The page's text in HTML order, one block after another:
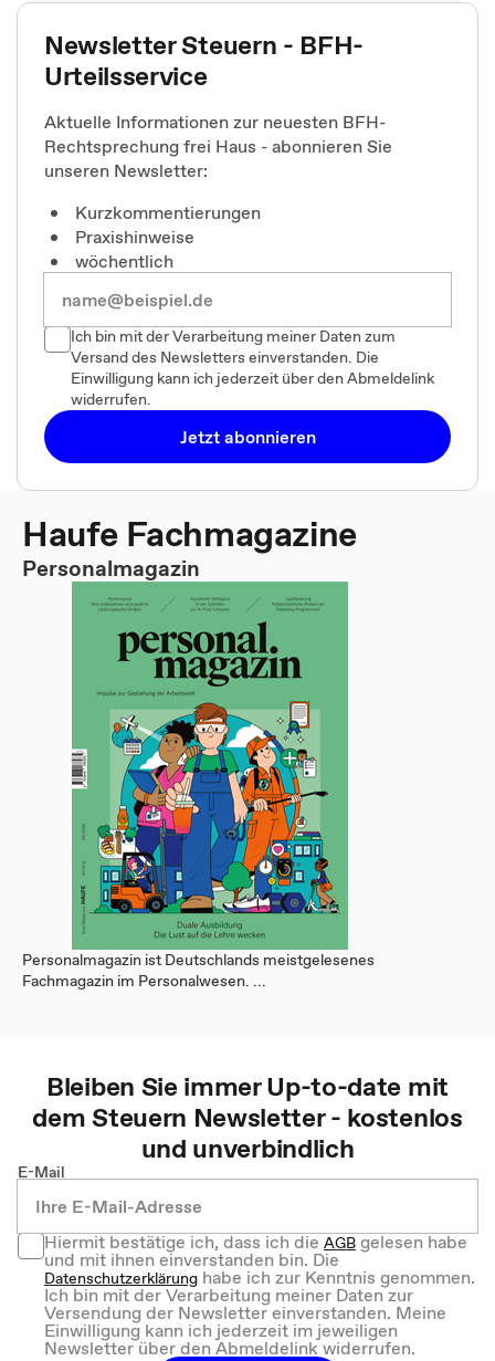
Newsletter Steuern - BFH-
Urteilsservice
Aktuelle Informationen zur neuesten BFH-
Rechtsprechung frei Haus - abonnieren Sie
unseren Newsletter:
Kurzkommentierungen
Praxishinweise
wöchentlich
Ich bin mit der Verarbeitung meiner Daten zum
Versand des Newsletters einverstanden. Die
Einwilligung kann ich jederzeit über den Abmeldelink
widerrufen.
Jetzt abonnieren
Haufe Fachmagazine
Personalmagazin
Personalmagazin ist Deutschlands meistgelesenes
Fachmagazin im Personalwesen. ...
Bleiben Sie immer Up-to-date mit
demSteuern Newsletter - kostenlos
und unverbindlich
E-Mail
Hiermit bestätige ich, dass ich dieAGBgelesen habe
und mit ihnen einverstanden bin. Die
Datenschutzerklärung habe ich zur Kenntnis genommen.
Ich bin mit der Verarbeitung meiner Daten zur
Versendung der Newsletter einverstanden. Meine
Einwilligung kann ich jederzeit im jeweiligen
Newsletter über den Abmeldelink widerrufen.